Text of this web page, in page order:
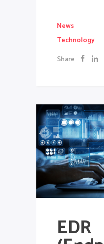
News
Technology
Share
EDR